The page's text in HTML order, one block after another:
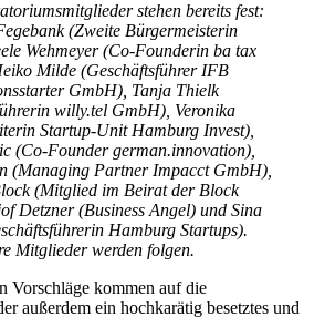
stehen bereits fest:
(Zweite Bürgermeisterin
Wehmeyer (Co-Founderin ba tax
Milde (Geschäftsführer IFB
GmbH), Tanja Thielk
willy.tel GmbH), Veronika
Startup-Unit Hamburg Invest),
(Co-Founder german.innovation),
(Managing Partner Impacct GmbH),
(Mitglied im Beirat der Block
Detzner (Business Angel) und Sina
Hamburg Startups).
Mitglieder werden folgen.
Vorschläge kommen auf die
außerdem ein hochkarätig besetztes und